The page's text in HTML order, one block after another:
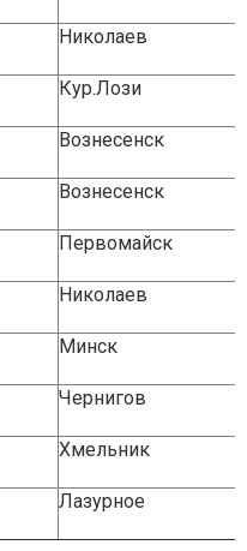
Николаев
Кур.Лози
Вознесенск
Вознесенск
Первомайск
Николаев
Минск
Чернигов
Хмельник
Лазурное